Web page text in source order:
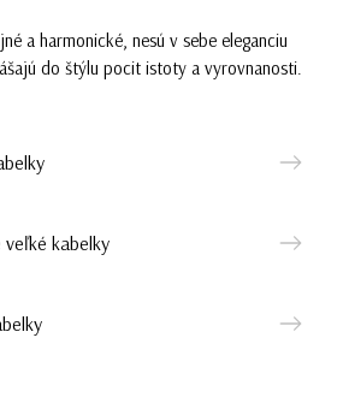
a harmonické, nesú v sebe eleganciu
do štýlu pocit istoty a vyrovnanosti.
veľké kabelky